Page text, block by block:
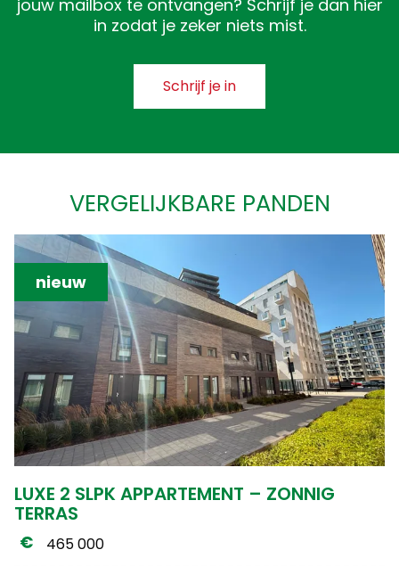
jouw mailbox te ontvangen? Schrijf je dan hier
in zodat je zeker niets mist.
Schrijf je in
VERGELIJKBARE PANDEN
nieuw
LUXE 2 SLPK APPARTEMENT – ZONNIG
TERRAS
465 000